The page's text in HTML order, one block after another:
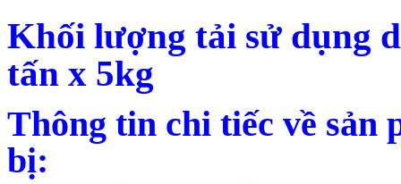
Khối lượng tải sử dụng
tấn x 5kg
Thông tin chi tiếc về sản
bị: